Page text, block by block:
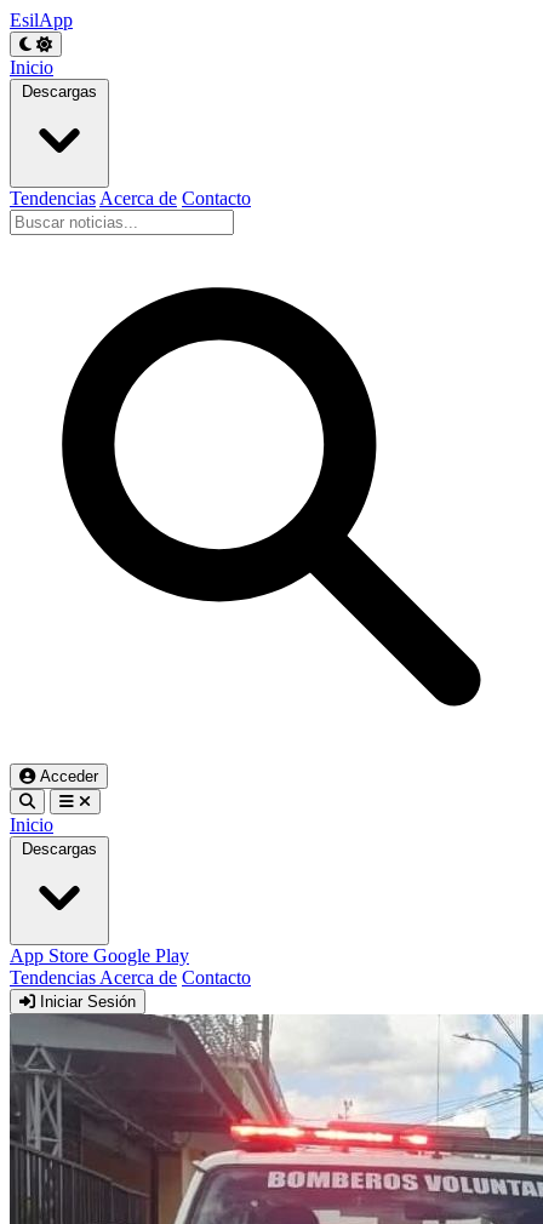
EsilApp
Inicio
Descargas
Tendencias Acerca de Contacto
Acceder
Inicio
Descargas
App Store Google Play
Tendencias Acerca de Contacto
Iniciar Sesión